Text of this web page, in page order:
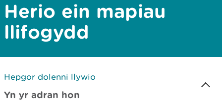
Herio ein mapiau
llifogydd
Hepgor dolenni llywio
Yn yr adran hon